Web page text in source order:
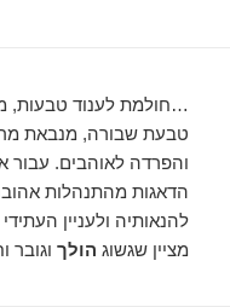
…חולמת לענוד טבעות,
טבעת שבורה, מנבאת
והפרדה לאוהבים. עבור
הדאגות מהתנהלות
להנאותיה ולעניין
מציין שגשוג הולך